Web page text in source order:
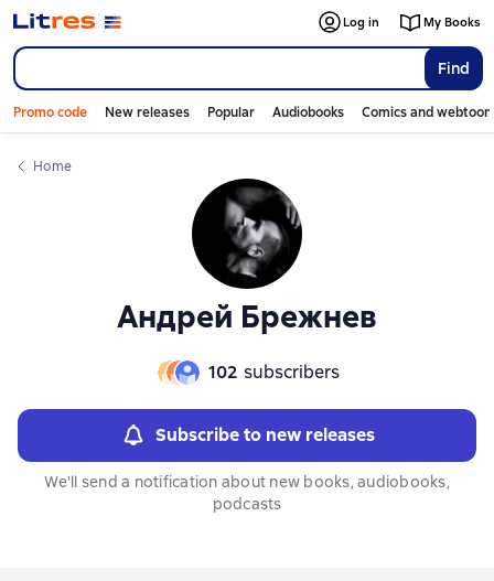
Find
Log in My Books
Promo code New releases Popular Audiobooks Comics and
Home
Андрей Брежнев
102 subscribers
Subscribe to new releases
We'll send a notification about new books, audiobooks,
podcasts
Слайдер с книгами